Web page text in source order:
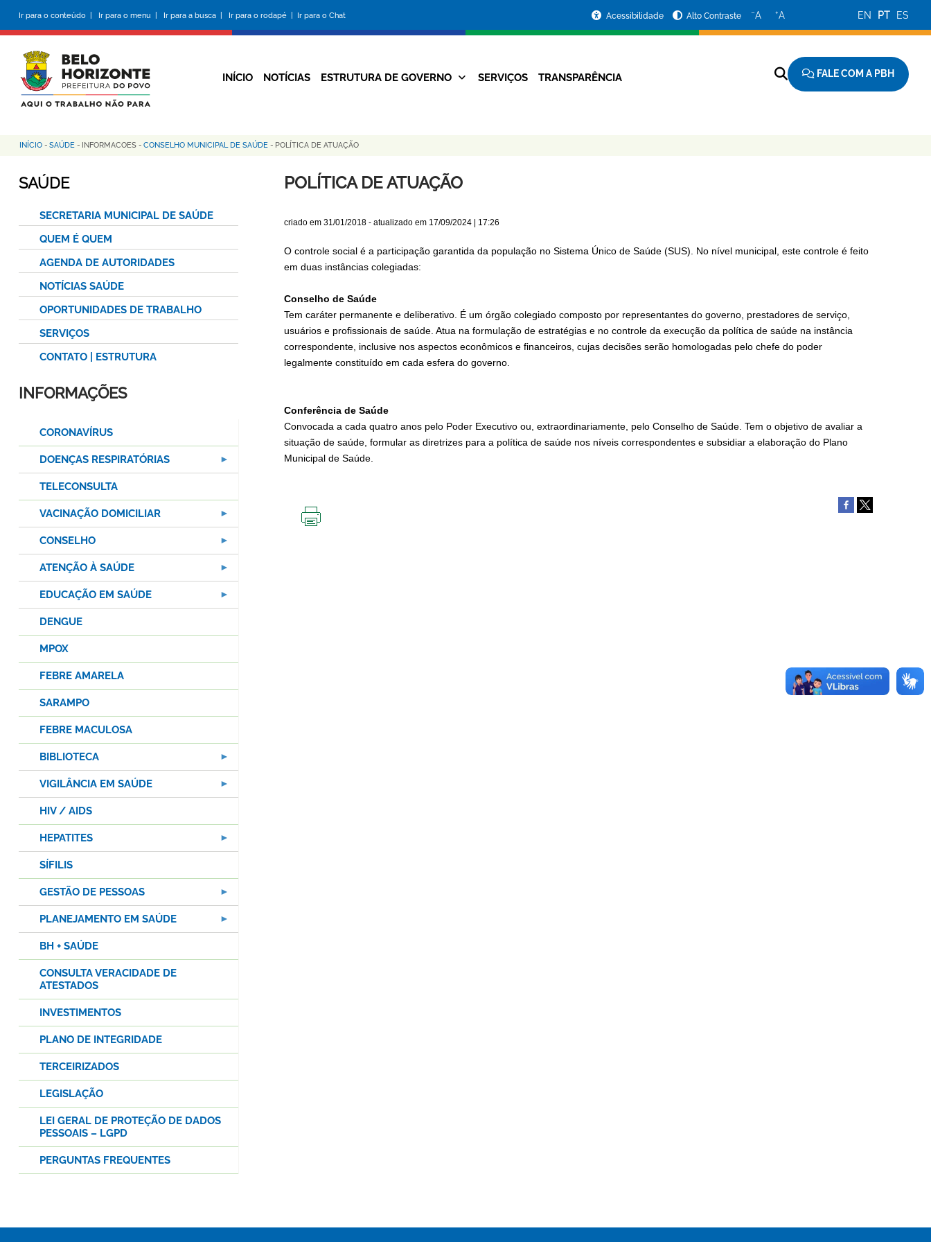
conteúdo
principal
Ir para o conteúdo | Ir para o menu | Ir para a busca | Ir para o rodapé | Ir para o Chat
da
Prefeitura
Acessibilidade Alto Contraste −A +A EN PT ES
Navegação
INÍCIO NOTÍCIAS ESTRUTURA DE GOVERNO SERVIÇOS TRANSPARÊNCIA FALE COM A PBH
Trilha
de
INÍCIO - SAÚDE - INFORMACOES - CONSELHO MUNICIPAL DE SAÚDE - POLÍTICA DE ATUAÇÃO
POLÍTICA DE ATUAÇÃO
criado em 31/01/2018- atualizado em 17/09/2024 | 17:26
O controle social é a participação garantida da população no Sistema Único de Saúde (SUS). No nível municipal, este controle é feito
em duas instâncias colegiadas:
Conselho de Saúde
Tem caráter permanente e deliberativo. É um órgão colegiado composto por representantes do governo, prestadores de serviço,
usuários e profissionais de saúde. Atua na formulação de estratégias e no controle da execução da política de saúde na instância
correspondente, inclusive nos aspectos econômicos e financeiros, cujas decisões serão homologadas pelo chefe do poder
legalmente constituído em cada esfera do governo.
Conferência de Saúde
Convocada a cada quatro anos pelo Poder Executivo ou, extraordinariamente, pelo Conselho de Saúde. Tem o objetivo de avaliar a
situação de saúde, formular as diretrizes para a política de saúde nos níveis correspondentes e subsidiar a elaboração do Plano
Municipal de Saúde.
SAÚDE
SECRETARIA MUNICIPAL DE SAÚDE
QUEM É QUEM
AGENDA DE AUTORIDADES
NOTÍCIAS SAÚDE
OPORTUNIDADES DE TRABALHO
SERVIÇOS
CONTATO | ESTRUTURA
INFORMAÇÕES
CORONAVÍRUS
DOENÇAS RESPIRATÓRIAS
TELECONSULTA
VACINAÇÃO DOMICILIAR
CONSELHO
ATENÇÃO À SAÚDE
EDUCAÇÃO EM SAÚDE
DENGUE
MPOX
FEBRE AMARELA
SARAMPO
FEBRE MACULOSA
BIBLIOTECA
VIGILÂNCIA EM SAÚDE
HIV / AIDS
HEPATITES
SÍFILIS
GESTÃO DE PESSOAS
PLANEJAMENTO EM SAÚDE
BH + SAÚDE
CONSULTA VERACIDADE DE
ATESTADOS
INVESTIMENTOS
PLANO DE INTEGRIDADE
TERCEIRIZADOS
LEGISLAÇÃO
LEI GERAL DE PROTEÇÃO DE DADOS
PESSOAIS – LGPD
PERGUNTAS FREQUENTES